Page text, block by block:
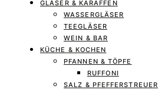
GLÄSER & KARAFFEN
WASSERGLÄSER
TEEGLÄSER
WEIN & BAR
KÜCHE & KOCHEN
PFANNEN & TÖPFE
RUFFONI
SALZ & PFEFFERSTREUER